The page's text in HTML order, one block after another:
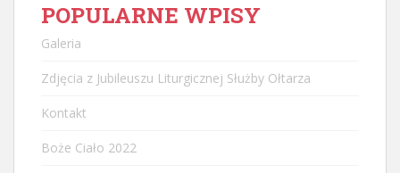
POPULARNE WPISY
Galeria
Zdjęcia z Jubileuszu Liturgicznej Służby Ołtarza
Kontakt
Boże Ciało 2022